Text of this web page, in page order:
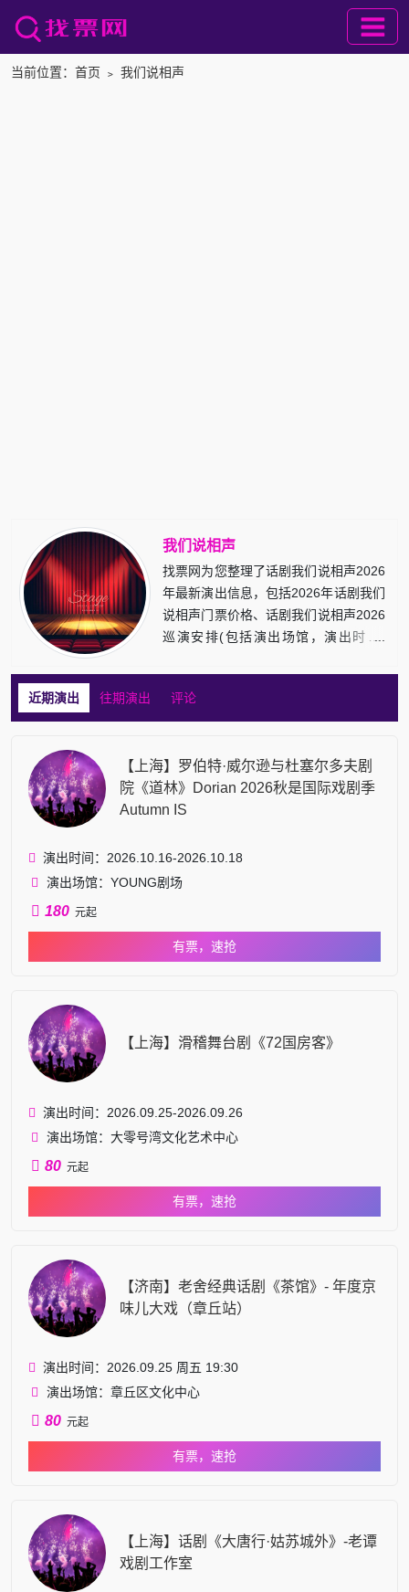
当前位置： 首页 ﹥ 我们说相声
我们说相声
找票网为您整理了话剧我们说相声2026
年最新演出信息，包括2026年话剧我们
说相声门票价格、话剧我们说相声2026
巡演安排(包括演出场馆，演出时间)
近期演出 往期演出 评论
【上海】罗伯特·威尔逊与杜塞尔多夫剧
院《道林》Dorian 2026秋是国际戏剧季
Autumn IS
演出时间：2026.10.16-2026.10.18
演出场馆：YOUNG剧场
180 元起
有票，速抢
【上海】滑稽舞台剧《72国房客》
演出时间：2026.09.25-2026.09.26
演出场馆：大零号湾文化艺术中心
80 元起
有票，速抢
【济南】老舍经典话剧《茶馆》- 年度京
味儿大戏（章丘站）
演出时间：2026.09.25 周五 19:30
演出场馆：章丘区文化中心
80 元起
有票，速抢
【上海】话剧《大唐行·姑苏城外》-老谭
戏剧工作室